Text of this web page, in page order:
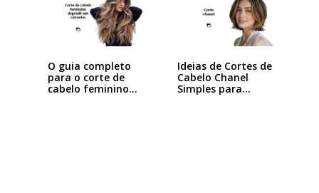
O guia completo
para o corte de
cabelo feminino…
Ideias de Cortes de
Cabelo Chanel
Simples para…